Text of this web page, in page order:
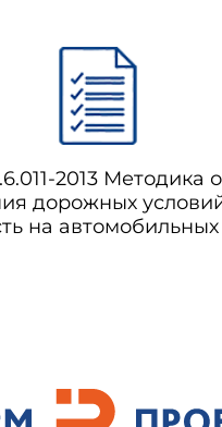
2013 Методика
дорожных
на автомобильных